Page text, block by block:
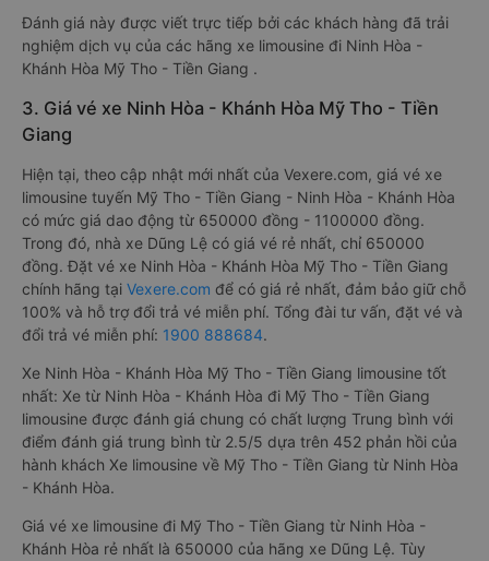
Đánh giá này được viết trực tiếp bởi các khách hàng đã trải
nghiệm dịch vụ của các hãng xe limousine đi Ninh Hòa -
Khánh Hòa Mỹ Tho - Tiền Giang .
3. Giá vé xe Ninh Hòa - Khánh Hòa Mỹ Tho - Tiền
Giang
Hiện tại, theo cập nhật mới nhất của Vexere.com, giá vé xe
limousine tuyến Mỹ Tho - Tiền Giang - Ninh Hòa - Khánh Hòa
có mức giá dao động từ 650000 đồng - 1100000 đồng.
Trong đó, nhà xe Dũng Lệ có giá vé rẻ nhất, chỉ 650000
đồng. Đặt vé xe Ninh Hòa - Khánh Hòa Mỹ Tho - Tiền Giang
chính hãng tại Vexere.com để có giá rẻ nhất, đảm bảo giữ chỗ
100% và hỗ trợ đổi trả vé miễn phí. Tổng đài tư vấn, đặt vé và
đổi trả vé miễn phí: 1900 888684.
Xe Ninh Hòa - Khánh Hòa Mỹ Tho - Tiền Giang limousine tốt
nhất: Xe từ Ninh Hòa - Khánh Hòa đi Mỹ Tho - Tiền Giang
limousine được đánh giá chung có chất lượng Trung bình với
điểm đánh giá trung bình từ 2.5/5 dựa trên 452 phản hồi của
hành khách Xe limousine về Mỹ Tho - Tiền Giang từ Ninh Hòa
- Khánh Hòa.
Giá vé xe limousine đi Mỹ Tho - Tiền Giang từ Ninh Hòa -
Khánh Hòa rẻ nhất là 650000 của hãng xe Dũng Lệ. Tùy